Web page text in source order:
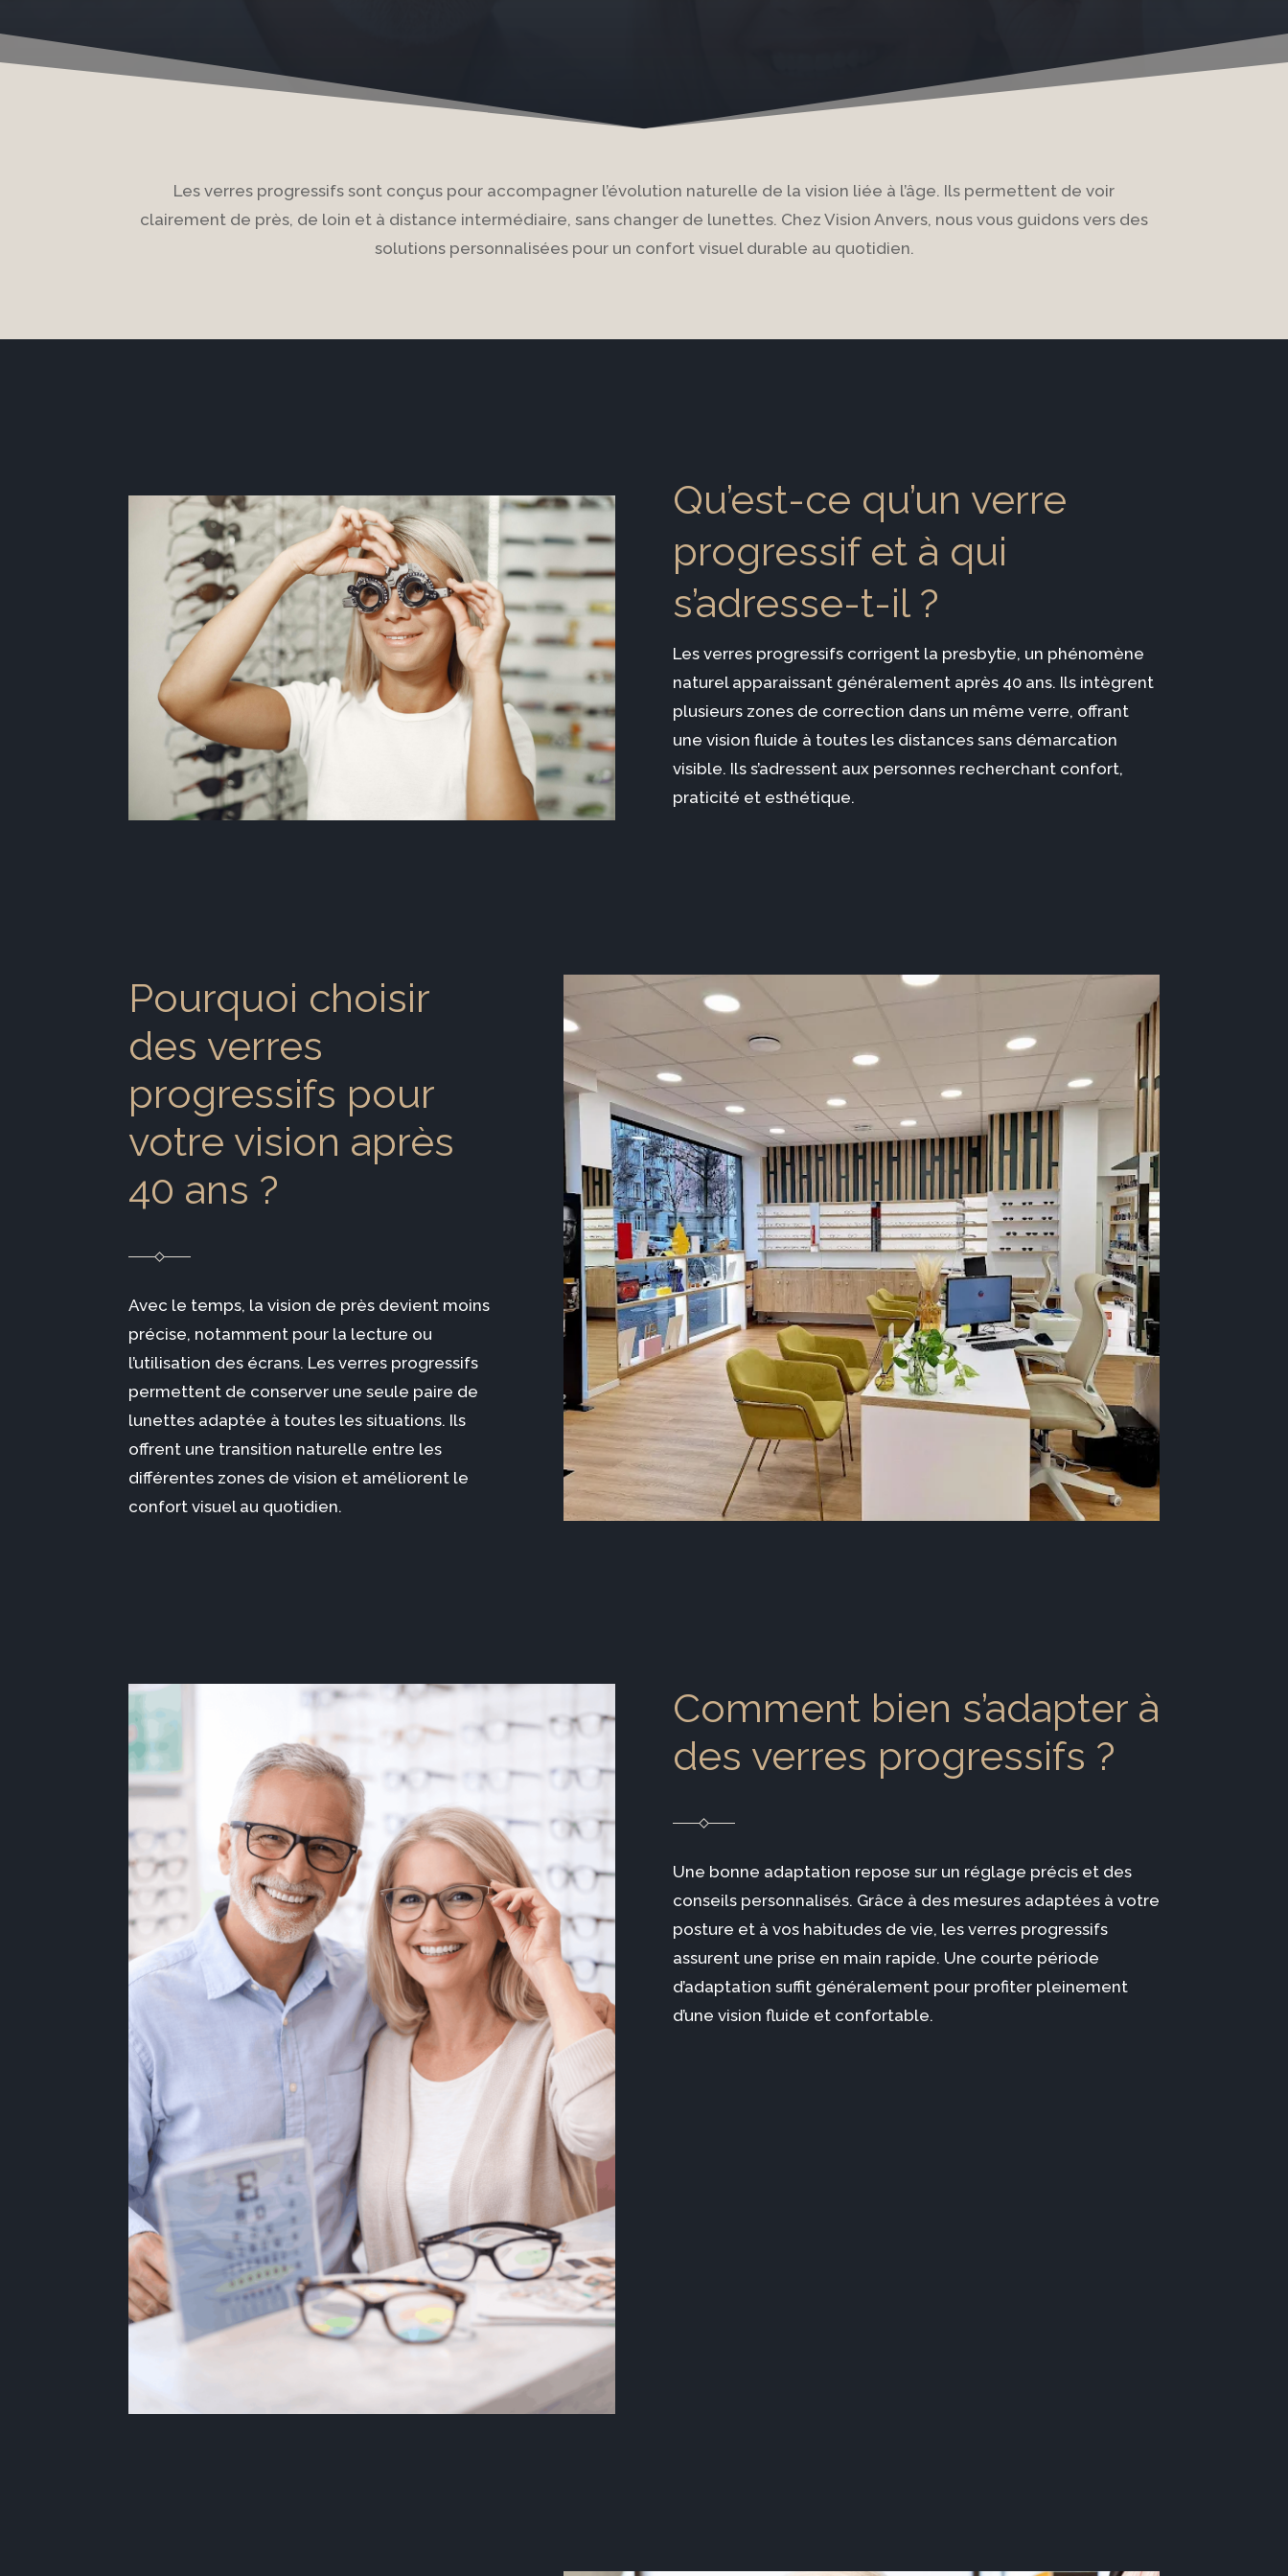
Les verres progressifs sont conçus pour accompagner l’évolution naturelle de la vision liée à l’âge. Ils permettent de voir
clairement de près, de loin et à distance intermédiaire, sans changer de lunettes. Chez Vision Anvers, nous vous guidons vers des
solutions personnalisées pour un confort visuel durable au quotidien.
Qu’est-ce qu’un verre
progressif et à qui
s’adresse-t-il ?
Les verres progressifs corrigent la presbytie, un phénomène
naturel apparaissant généralement après 40 ans. Ils intègrent
plusieurs zones de correction dans un même verre, offrant
une vision fluide à toutes les distances sans démarcation
visible. Ils s’adressent aux personnes recherchant confort,
praticité et esthétique.
Pourquoi choisir
des verres
progressifs pour
votre vision après
40 ans ?
Avec le temps, la vision de près devient moins
précise, notamment pour la lecture ou
l’utilisation des écrans. Les verres progressifs
permettent de conserver une seule paire de
lunettes adaptée à toutes les situations. Ils
offrent une transition naturelle entre les
différentes zones de vision et améliorent le
confort visuel au quotidien.
Comment bien s’adapter à
des verres progressifs ?
Une bonne adaptation repose sur un réglage précis et des
conseils personnalisés. Grâce à des mesures adaptées à votre
posture et à vos habitudes de vie, les verres progressifs
assurent une prise en main rapide. Une courte période
d’adaptation suffit généralement pour profiter pleinement
d’une vision fluide et confortable.